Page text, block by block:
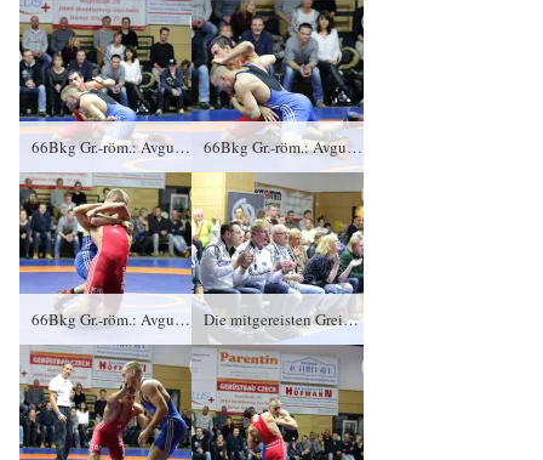
66Bkg Gr.-röm.: Avgustin Spasov, KFC Leipzig gegen Brian Tewes (blaues Trikot), RSV Rotation Greiz 1:0/PS/6:5/06:00 66Bkg Gr.-röm.: Avgustin Spasov, KFC Leipzig gegen Brian Tewes (blaues Trikot), RSV Rotation Greiz 1:0/PS/6:5/06:00
66Bkg Gr.-röm.: Avgustin Spasov, KFC Leipzig gegen Brian Tewes (blaues Trikot), RSV Rotation Greiz 1:0/PS/6:5/06:00 Die mitgereisten Greizer Fans